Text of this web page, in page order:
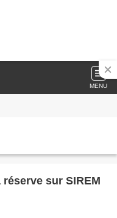
MENU
sur SIREM